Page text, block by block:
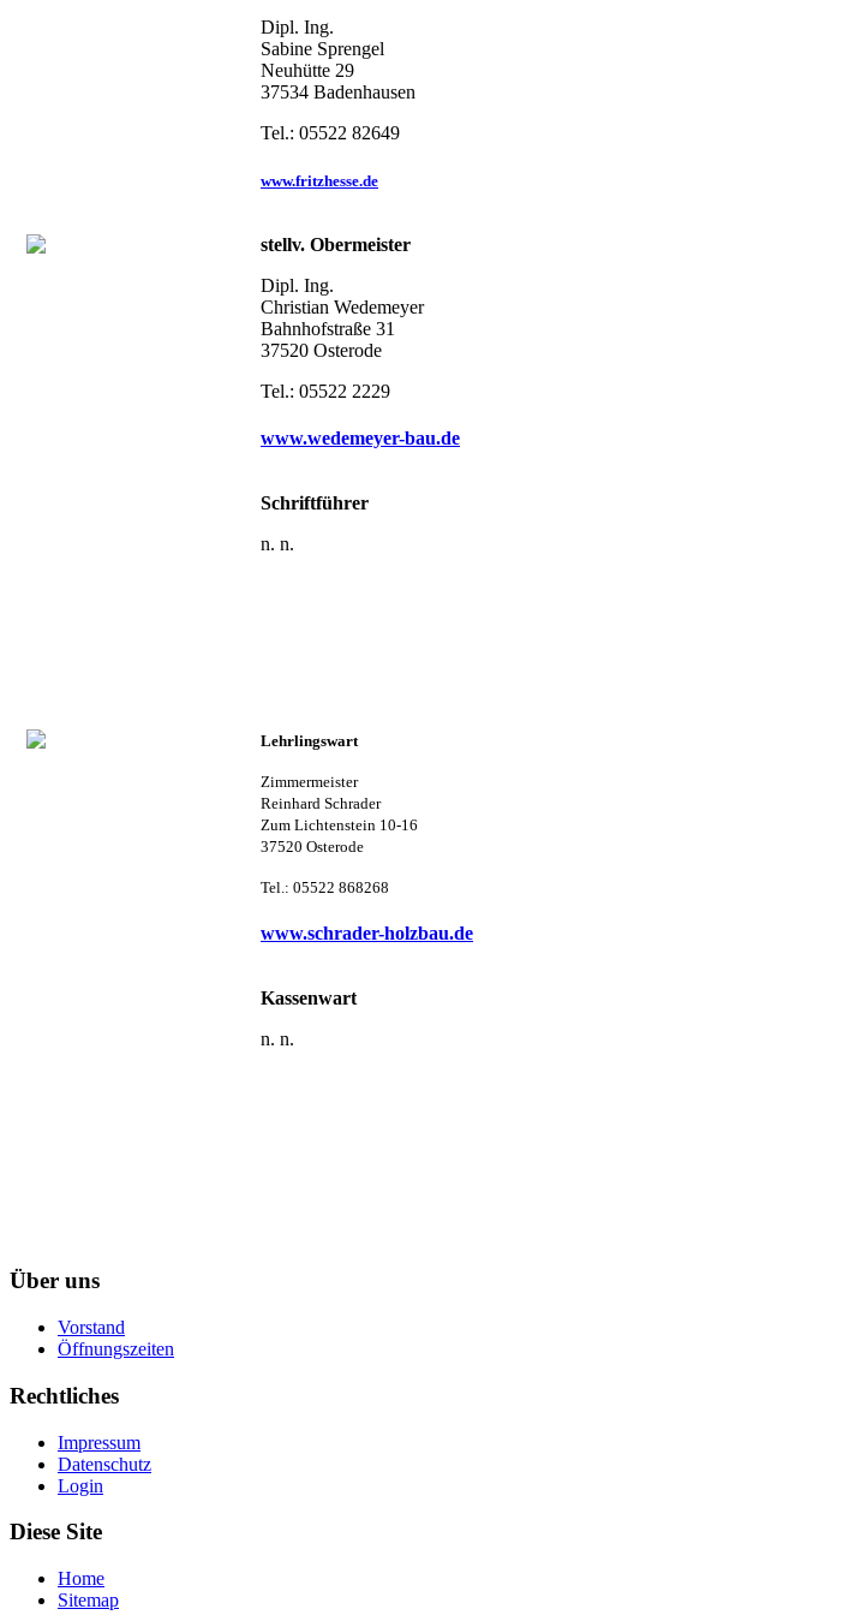
Dipl. Ing.
Sabine Sprengel
Neuhütte 29
37534 Badenhausen
Tel.: 05522 82649
www.fritzhesse.de
stellv. Obermeister
Dipl. Ing.
Christian Wedemeyer
Bahnhofstraße 31
37520 Osterode
Tel.: 05522 2229
www.wedemeyer-bau.de
Schriftführer
n. n.
Lehrlingswart
Zimmermeister
Reinhard Schrader
Zum Lichtenstein 10-16
37520 Osterode
Tel.: 05522 868268
www.schrader-holzbau.de
Kassenwart
n. n.
Über uns
Vorstand
Öffnungszeiten
Rechtliches
Impressum
Datenschutz
Login
Diese Site
Home
Sitemap